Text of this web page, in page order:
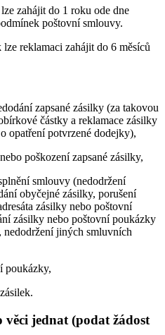
zahájit do 1 roku ode dne
poštovní smlouvy.
reklamaci zahájit do 6 měsíců
zapsané zásilky (za takovou
částky a reklamace zásilky
opatření potvrzené dodejky),
poškození zapsané zásilky,
smlouvy (nedodržení
obyčejné zásilky, porušení
zásilky nebo poštovní
zásilky nebo poštovní poukázky
nedodržení jiných smluvních
poukázky,
jednat (podat žádost